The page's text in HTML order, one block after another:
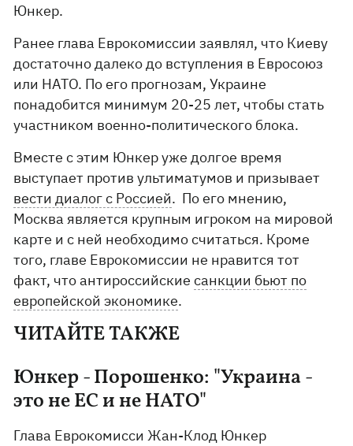
Юнкер.
Ранее глава Еврокомиссии заявлял, что Киеву
достаточно далеко до вступления в Евросоюз
или НАТО. По его прогнозам, Украине
понадобится минимум 20-25 лет, чтобы стать
участником военно-политического блока.
Вместе с этим Юнкер уже долгое время
выступает против ультиматумов и призывает
вести диалог с Россией. По его мнению,
Москва является крупным игроком на мировой
карте и с ней необходимо считаться. Кроме
того, главе Еврокомиссии не нравится тот
факт, что антироссийскиесанкции бьют по
европейской экономике.
ЧИТАЙТЕ ТАКЖЕ
Юнкер - Порошенко: "Украина -
это не ЕС и не НАТО"
Глава Еврокомисси Жан-Клод Юнкер